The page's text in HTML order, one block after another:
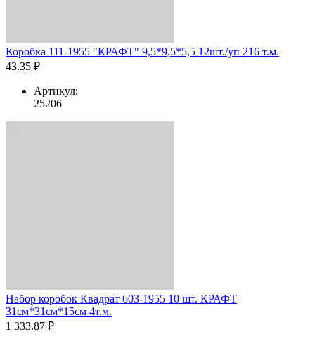
Коробка 111-1955 "КРАФТ" 9,5*9,5*5,5 12шт./уп 216 т.м.
43.35 ₽
Артикул:
25206
Набор коробок Квадрат 603-1955 10 шт. КРАФТ
31см*31см*15см 4т.м.
1 333.87 ₽